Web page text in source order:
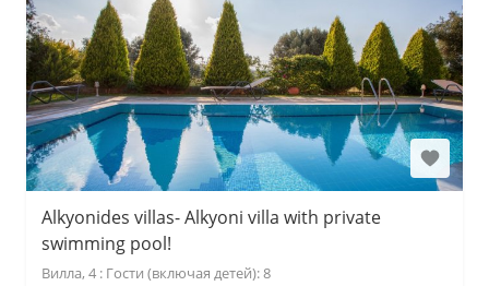
Alkyonides villas- Alkyoni villa with private
swimming pool!
Вилла, 4 : Гости (включая детей): 8